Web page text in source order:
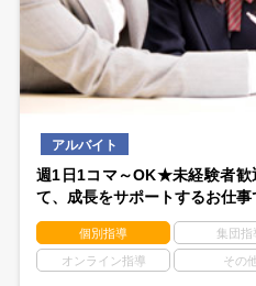
アルバイト
週1日1コマ～OK★未経験者
て、成長をサポートするお仕事
個別指導 集団指
オンライン指導 その